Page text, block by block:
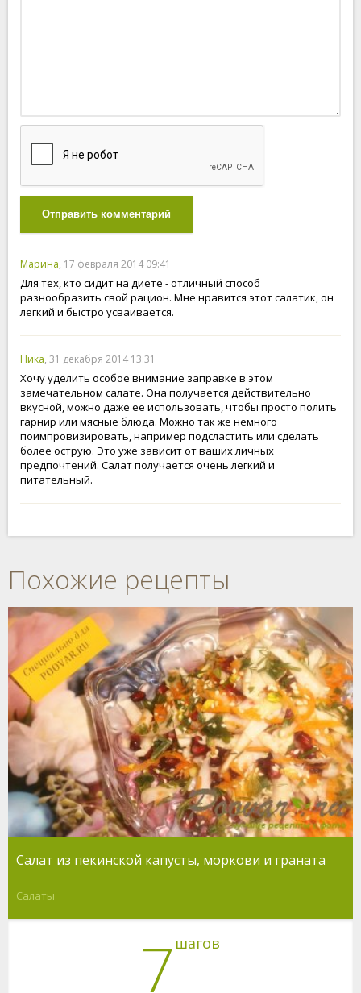
Отправить комментарий
Марина, 17 февраля 2014 09:41
Для тех, кто сидит на диете - отличный способ
разнообразить свой рацион. Мне нравится этот салатик, он
легкий и быстро усваивается.
Ника, 31 декабря 2014 13:31
Хочу уделить особое внимание заправке в этом
замечательном салате. Она получается действительно
вкусной, можно даже ее использовать, чтобы просто полить
гарнир или мясные блюда. Можно так же немного
поимпровизировать, например подсластить или сделать
более острую. Это уже зависит от ваших личных
предпочтений. Салат получается очень легкий и
питательный.
Похожие рецепты
Салат из пекинской капусты, моркови и граната
Салаты
7 шагов